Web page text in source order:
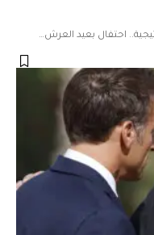
احتفال بعيد العرش…